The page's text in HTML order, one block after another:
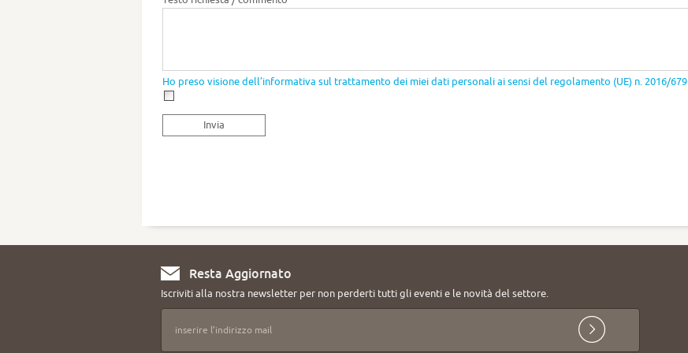
Ho preso visione dell’informativa sul trattamento dei miei dati personali ai sensi del regolamento (UE) n. 2016/679
Invia
Resta Aggiornato
Iscriviti alla nostra newsletter per non perderti tutti gli eventi e le novità del settore.